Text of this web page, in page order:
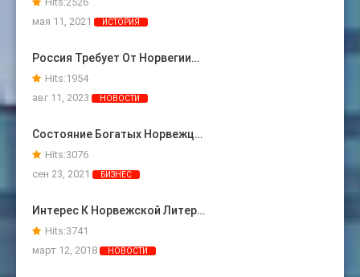
мая 11, 2021
ИСТОРИЯ
Россия Требует От Норвегии…
Hits:1954
авг 11, 2023
НОВОСТИ
Состояние Богатых Норвежц…
Hits:3076
сен 23, 2021
БИЗНЕС
Интерес К Норвежской Литер…
Hits:3741
март 12, 2018
НОВОСТИ